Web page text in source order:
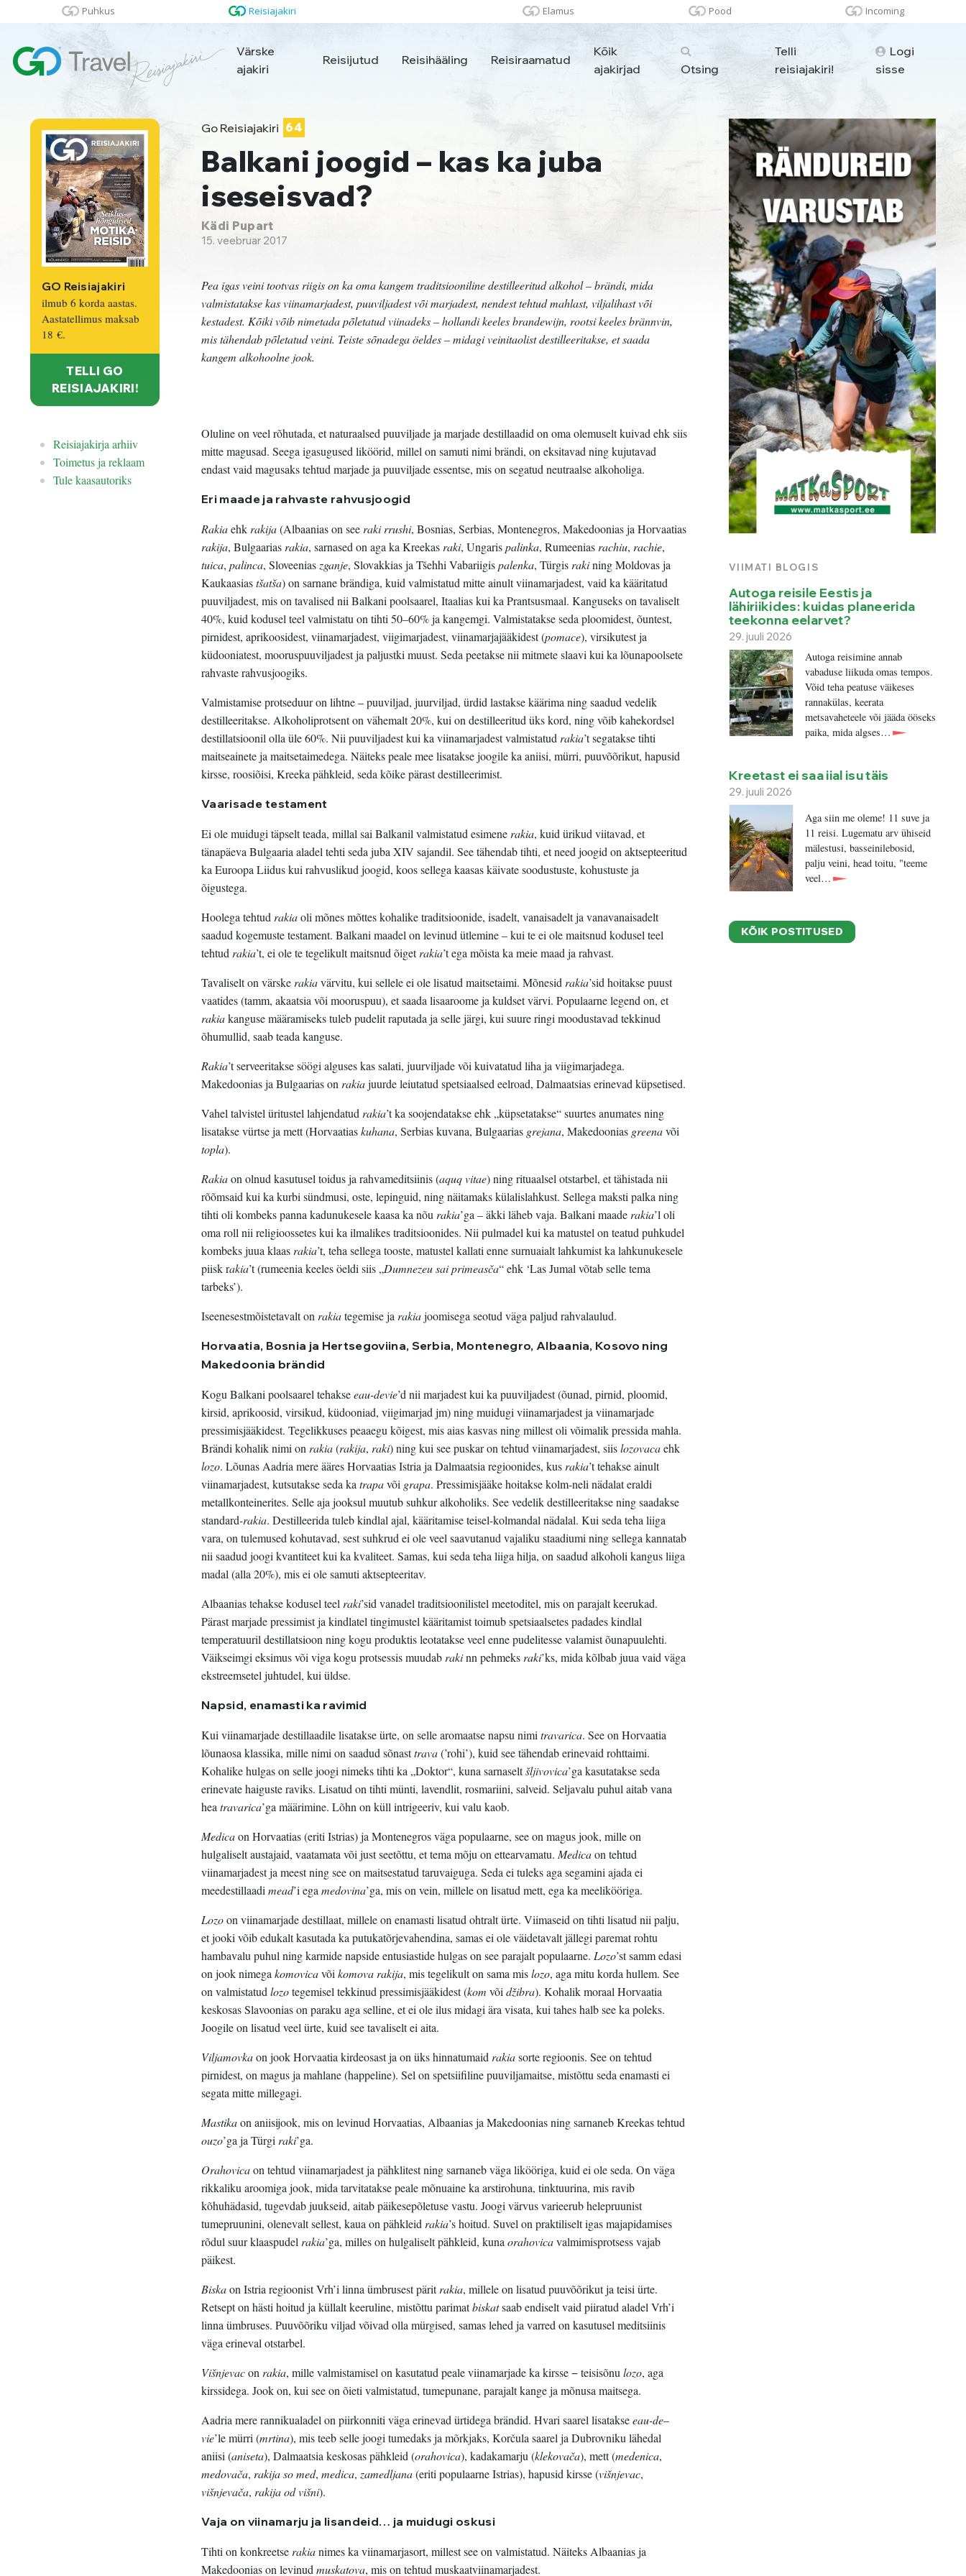
Puhkus Reisiajakiri Elamus Pood Incoming
Värske
ajakiri
Reisijutud Reisihääling Reisiraamatud
Kõik
ajakirjad
Otsing
Telli
reisiajakiri!
Logi
sisse
GO Reisiajakiri
ilmub 6 korda aastas.
Aastatellimus maksab
18 €.
TELLI GO
REISIAJAKIRI!
Reisiajakirja arhiiv
Toimetus ja reklaam
Tule kaasautoriks
Go Reisiajakiri 64
Balkani joogid – kas ka juba
iseseisvad?
Kädi Pupart
15. veebruar 2017
Pea igas veini tootvas riigis on ka oma kangem traditsiooniline destilleeritud alkohol – brändi, mida
valmistatakse kas viinamarjadest, puuviljadest või marjadest, nendest tehtud mahlast, viljalihast või
kestadest. Kõiki võib nimetada põletatud viinadeks – hollandi keeles brandewijn, rootsi keeles brännvin,
mis tähendab põletatud veini. Teiste sõnadega öeldes – midagi veinitaolist destilleeritakse, et saada
kangem alkohoolne jook.
Oluline on veel rõhutada, et naturaalsed puuviljade ja marjade destillaadid on oma olemuselt kuivad ehk siis
mitte magusad. Seega igasugused liköörid, millel on samuti nimi brändi, on eksitavad ning kujutavad
endast vaid magusaks tehtud marjade ja puuviljade essentse, mis on segatud neutraalse alkoholiga.
Eri maade ja rahvaste rahvusjoogid
Rakiaehk rakija(Albaanias on see raki rrushi, Bosnias, Serbias, Montenegros, Makedoonias ja Horvaatias
rakija, Bulgaarias rakia, sarnased on aga ka Kreekas raki, Ungarispalinka, Rumeenias rachiu, rachie,
tuica, palinca, Sloveenias zganje, Slovakkias ja Tšehhi Vabariigispalenka, Türgis rakining Moldovas ja
Kaukaasiastšatša) on sarnane brändiga, kuid valmistatud mitte ainult viinamarjadest, vaid ka kääritatud
puuviljadest, mis on tavalised nii Balkani poolsaarel, Itaalias kui ka Prantsusmaal. Kanguseks on tavaliselt
40%, kuid kodusel teel valmistatu on tihti 50–60% ja kangemgi. Valmistatakse seda ploomidest, õuntest,
pirnidest, aprikoosidest, viinamarjadest, viigimarjadest, viinamarjajääkidest (pomace), virsikutest ja
küdooniatest, mooruspuuviljadest ja paljustki muust. Seda peetakse nii mitmete slaavi kui ka lõunapoolsete
rahvaste rahvusjoogiks.
Valmistamise protseduur on lihtne – puuviljad, juurviljad, ürdid lastakse käärima ning saadud vedelik
destilleeritakse. Alkoholiprotsent on vähemalt 20%, kui on destilleeritud üks kord, ning võib kahekordsel
destillatsioonil olla üle 60%. Nii puuviljadest kui ka viinamarjadest valmistatud rakia’t segatakse tihti
maitseainete ja maitsetaimedega. Näiteks peale mee lisatakse joogile ka aniisi, mürri, puuvõõrikut, hapusid
kirsse, roosiõisi, Kreeka pähkleid, seda kõike pärast destilleerimist.
Vaarisade testament
Ei ole muidugi täpselt teada, millal sai Balkanil valmistatud esimene rakia, kuid ürikud viitavad, et
tänapäeva Bulgaaria aladel tehti seda juba XIV sajandil. See tähendab tihti, et need joogid on aktsepteeritud
ka Euroopa Liidus kui rahvuslikud joogid, koos sellega kaasas käivate soodustuste, kohustuste ja
õigustega.
Hoolega tehtud rakiaoli mõnes mõttes kohalike traditsioonide, isadelt, vanaisadelt ja vanavanaisadelt
saadud kogemuste testament. Balkani maadel on levinud ütlemine – kui te ei ole maitsnud kodusel teel
tehtud rakia’t, ei ole te tegelikult maitsnud õigetrakia’t ega mõista ka meie maad ja rahvast.
Tavaliselt on värske rakiavärvitu, kui sellele ei ole lisatud maitsetaimi. Mõnesid rakia’sid hoitakse puust
vaatides (tamm, akaatsia või mooruspuu), et saada lisaaroome ja kuldset värvi. Populaarne legend on, et
rakiakanguse määramiseks tuleb pudelit raputada ja selle järgi, kui suure ringi moodustavad tekkinud
õhumullid, saab teada kanguse.
Rakia’t serveeritakse söögi alguses kas salati, juurviljade või kuivatatud liha ja viigimarjadega.
Makedoonias ja Bulgaarias on rakiajuurde leiutatud spetsiaalsed eelroad, Dalmaatsias erinevad küpsetised.
Vahel talvistel üritustel lahjendatud rakia’t ka soojendatakse ehk „küpsetatakse“ suurtes anumates ning
lisatakse vürtse ja mett (Horvaatiaskuhana, Serbias kuvana, Bulgaarias grejana, Makedoonias greenavõi
topla).
Rakiaon olnud kasutusel toidus ja rahvameditsiinis (aquqvitae) ning rituaalsel otstarbel, et tähistada nii
rõõmsaid kui ka kurbi sündmusi, oste, lepinguid, ning näitamaks külalislahkust. Sellega maksti palka ning
tihti oli kombeks panna kadunukesele kaasa ka nõu rakia’ga – äkki läheb vaja. Balkani maade rakia’l oli
oma roll nii religioossetes kui ka ilmalikes traditsioonides. Nii pulmadel kui ka matustel on teatud puhkudel
kombeks juua klaas rakia’t, teha sellega tooste, matustel kallati enne surnuaialt lahkumist ka lahkunukesele
piisk rakia’t (rumeenia keeles öeldi siis „Dumnezeu sai primeasča“ ehk ‘Las Jumal võtab selle tema
tarbeks’).
Iseenesestmõistetavalt on rakiategemise ja rakiajoomisega seotud väga paljud rahvalaulud.
Horvaatia, Bosnia ja Hertsegoviina, Serbia, Montenegro, Albaania, Kosovo ning
Makedoonia brändid
Kogu Balkani poolsaarel tehakseeau-devie’d nii marjadest kui ka puuviljadest (õunad, pirnid, ploomid,
kirsid, aprikoosid, virsikud, küdooniad, viigimarjad jm) ning muidugi viinamarjadest ja viinamarjade
pressimisjääkidest. Tegelikkuses peaaegu kõigest, mis aias kasvas ning millest oli võimalik pressida mahla.
Brändi kohalik nimi on rakia(rakija, raki) ning kui see puskar on tehtud viinamarjadest, siislozovacaehk
lozo. Lõunas Aadria mere ääres Horvaatias Istria ja Dalmaatsia regioonides, kus rakia’t tehakse ainult
viinamarjadest, kutsutakse seda ka trapavõi grapa. Pressimisjääke hoitakse kolm-neli nädalat eraldi
metallkonteinerites. Selle aja jooksul muutub suhkur alkoholiks. See vedelik destilleeritakse ning saadakse
standard-rakia. Destilleerida tuleb kindlal ajal, kääritamise teisel-kolmandal nädalal. Kui seda teha liiga
vara, on tulemused kohutavad, sest suhkrud ei ole veel saavutanud vajaliku staadiumi ning sellega kannatab
nii saadud joogi kvantiteet kui ka kvaliteet. Samas, kui seda teha liiga hilja, on saadud alkoholi kangus liiga
madal (alla 20%), mis ei ole samuti aktsepteeritav.
Albaanias tehakse kodusel teel raki’sid vanadel traditsioonilistel meetoditel, mis on parajalt keerukad.
Pärast marjade pressimist ja kindlatel tingimustel kääritamist toimub spetsiaalsetes padades kindlal
temperatuuril destillatsioon ning kogu produktis leotatakse veel enne pudelitesse valamist õunapuulehti.
Väikseimgi eksimus või viga kogu protsessis muudab rakinn pehmeks raki’ks, mida kõlbab juua vaid väga
ekstreemsetel juhtudel, kui üldse.
Napsid, enamasti ka ravimid
Kui viinamarjade destillaadile lisatakse ürte, on selle aromaatse napsu nimi travarica. See on Horvaatia
lõunaosa klassika, mille nimi on saadud sõnasttrava(’rohi’), kuid see tähendab erinevaid rohttaimi.
Kohalike hulgas on selle joogi nimeks tihti ka „Doktor“, kuna sarnaseltšljivovica’ga kasutatakse seda
erinevate haiguste raviks. Lisatud on tihti münti, lavendlit, rosmariini, salveid. Seljavalu puhul aitab vana
hea travarica’ga määrimine. Lõhn on küll intrigeeriv, kui valu kaob.
Medicaon Horvaatias (eriti Istrias) ja Montenegros väga populaarne, see on magus jook, mille on
hulgaliselt austajaid, vaatamata või just seetõttu, et tema mõju on ettearvamatu. Medicaon tehtud
viinamarjadest ja meest ning see on maitsestatud taruvaiguga. Seda ei tuleks aga segamini ajada ei
meedestillaadi mead’i ega medovina’ga, mis on vein, millele on lisatud mett, ega ka meelikööriga.
Lozoon viinamarjade destillaat, millele on enamasti lisatud ohtralt ürte. Viimaseid on tihti lisatud nii palju,
et jooki võib edukalt kasutada ka putukatõrjevahendina, samas ei ole väidetavalt jällegi paremat rohtu
hambavalu puhul ning karmide napside entusiastide hulgas on see parajalt populaarne. Lozo’st samm edasi
on jook nimega komovicavõi komova rakija, mis tegelikult on sama mislozo, aga mitu korda hullem. See
on valmistatud lozotegemisel tekkinud pressimisjääkidest (kom või džibra). Kohalik moraal Horvaatia
keskosas Slavoonias on paraku aga selline, et ei ole ilus midagi ära visata, kui tahes halb see ka poleks.
Joogile on lisatud veel ürte, kuid see tavaliselt ei aita.
Viljamovkaon jook Horvaatia kirdeosast ja on üks hinnatumaid rakiasorte regioonis. See on tehtud
pirnidest, on magus ja mahlane (happeline). Sel on spetsiifiline puuviljamaitse, mistõttu seda enamasti ei
segata mitte millegagi.
Mastikaon aniisijook, mis on levinud Horvaatias, Albaanias ja Makedoonias ning sarnaneb Kreekas tehtud
ouzo’ga ja Türgi raki’ga.
Orahovicaon tehtud viinamarjadest ja pähklitest ning sarnaneb väga likööriga, kuid ei ole seda. On väga
rikkaliku aroomiga jook, mida tarvitatakse peale mõnuaine ka arstirohuna, tinktuurina, mis ravib
kõhuhädasid, tugevdab juukseid, aitab päikesepõletuse vastu. Joogi värvus varieerub helepruunist
tumepruunini, olenevalt sellest, kaua on pähkleid rakia’s hoitud. Suvel on praktiliselt igas majapidamises
rõdul suur klaaspudel rakia’ga, milles on hulgaliselt pähkleid, kuna orahovicavalmimisprotsess vajab
päikest.
Biskaon Istria regioonist Vrh’i linna ümbrusest päritrakia, millele on lisatud puuvõõrikut ja teisi ürte.
Retsept on hästi hoitud ja küllalt keeruline, mistõttu parimatbiskatsaab endiselt vaid piiratud aladel Vrh’i
linna ümbruses. Puuvõõriku viljad võivad olla mürgised, samas lehed ja varred on kasutusel meditsiinis
väga erineval otstarbel.
Višnjevacon rakia, mille valmistamisel on kasutatud peale viinamarjade ka kirsse − teisisõnu lozo, aga
kirssidega. Jook on, kui see on õieti valmistatud, tumepunane, parajalt kange ja mõnusa maitsega.
Aadria mere rannikualadel on piirkonniti väga erinevad ürtidega brändid. Hvari saarel lisatakseeau-de–
vie’le mürri (mrtina), mis teeb selle joogi tumedaks ja mõrkjaks, Korčula saarel ja Dubrovniku lähedal
aniisi (aniseta), Dalmaatsia keskosas pähkleid (orahovica), kadakamarju (klekovača), mett (medenica,
medovača, rakija so med, medica, zamedljana(eriti populaarne Istrias), hapusid kirsse (višnjevac,
višnjevača, rakijaodvišni).
Vaja on viinamarju ja lisandeid… ja muidugi oskusi
Tihti on konkreetse rakianimes ka viinamarjasort, millest see on valmistatud. Näiteks Albaanias ja
Makedoonias on levinud muskatova, mis on tehtud muskaatviinamarjadest.
VIIMATI BLOGIS
Autoga reisile Eestis ja
lähiriikides: kuidas planeerida
teekonna eelarvet?
29. juuli 2026
Autoga reisimine annab
vabaduse liikuda omas tempos.
Võid teha peatuse väikeses
rannakülas, keerata
metsavaheteele või jääda ööseks
paika, mida algses…
Kreetast ei saa iial isu täis
29. juuli 2026
Aga siin me oleme! 11 suve ja
11 reisi. Lugematu arv ühiseid
mälestusi, basseinilebosid,
palju veini, head toitu, "teeme
veel…
KÕIK POSTITUSED